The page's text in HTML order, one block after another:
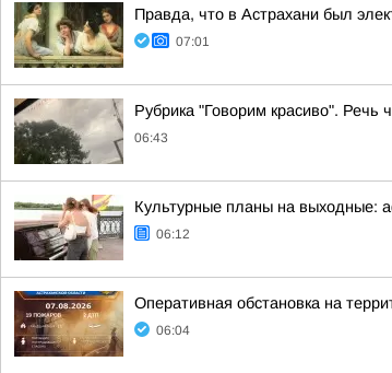
Правда, что в Астрахани был
07:01
Рубрика "Говорим красиво". Речь
06:43
Культурные планы на выходные:
06:12
Оперативная обстановка на
06:04